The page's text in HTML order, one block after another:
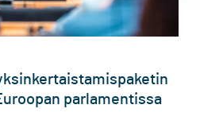
parlamentissa